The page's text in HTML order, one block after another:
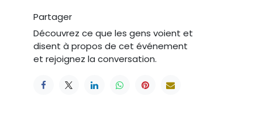
Partager
Découvrez ce que les gens voient et
disent à propos de cet événement
et rejoignez la conversation.